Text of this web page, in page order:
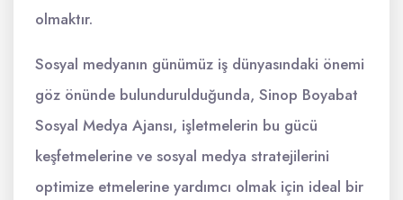
olmaktır.
Sosyal medyanın günümüz iş dünyasındaki önemi
göz önünde bulundurulduğunda, Sinop Boyabat
Sosyal Medya Ajansı, işletmelerin bu gücü
keşfetmelerine ve sosyal medya stratejilerini
optimize etmelerine yardımcı olmak için ideal bir